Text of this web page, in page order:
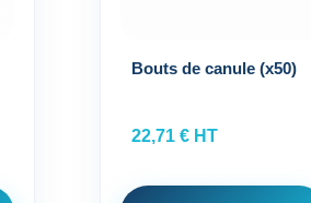
Bouts de canule (x50)
22,71€ HT